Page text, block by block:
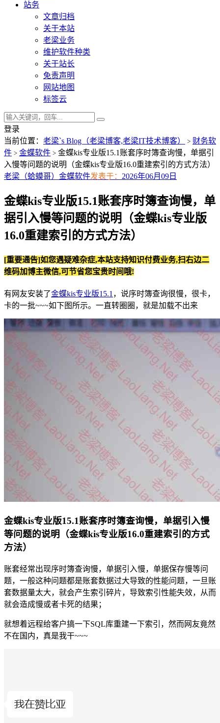
站务
文章归档
关于本站
老梁业务
维护软件种类
关于站长
免责声明
网站地图
标签云
登录
当前位置： 老梁`s Blog（老梁博客,老梁IT技术博客） > 财务软
件 > 金蝶软件 > 金蝶kis专业版15.1账套序时簿查询慢，单据引
入慢等问题的说明（金蝶kis专业版16.0重建索引的方式方法）
老梁（蛤蟆哥） 金蝶软件发表于： 2026年06月09日
金蝶kis专业版15.1账套序时簿查询慢，单
据引入慢等问题的说明（金蝶kis专业版
16.0重建索引的方式方法）
[重要通告]如您遇疑难杂症,本站支持知识付费业务,扫右边二
维码加博主微信,可节省您宝贵时间哦!
有网友安装了金蝶kis专业版15.1，说序时簿查询很慢，很卡，
卡的一批~~~如下图所示。一直转圈圈，就是加载不出来
金蝶kis专业版15.1账套序时簿查询慢，单据引入慢
等问题的说明（金蝶kis专业版16.0重建索引的方式
方法）
账套经常出现序时簿查询慢，单据引入慢，单据保存慢等问
题，一般这种问题都是账套数据过大导致的性能问题，一旦账
套数据量太大，就会产生索引碎片，导致索引性能失效，从而
就会造成慢或者卡死的结果；
就想着远程给客户搞一下SQL库重建一下索引，然而网友竟然
不在国内，真是我干~~~